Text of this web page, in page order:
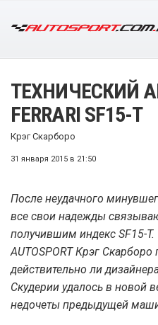
ТЕХНИЧЕСКИЙ
FERRARI SF15-T
Крэг Скарборо
31 января 2015 в 21:50
После неудачного
все свои надежды
получившим индекс SF15-T.
AUTOSPORT Крэг
действительно ли
Скудерии удалось в новой
недочеты предыдущей